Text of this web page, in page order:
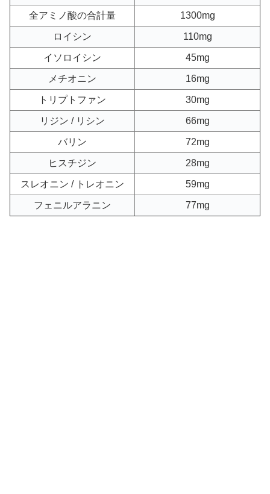
全アミノ酸の合計量 1300mg
ロイシン 110mg
イソロイシン 45mg
メチオニン 16mg
トリプトファン 30mg
リジン / リシン 66mg
バリン 72mg
ヒスチジン 28mg
スレオニン / トレオニン 59mg
フェニルアラニン 77mg